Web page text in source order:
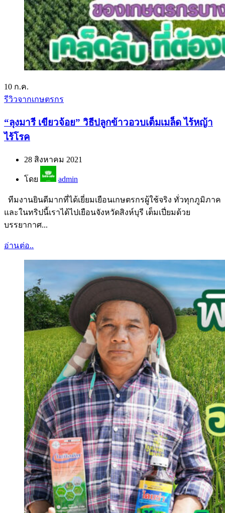
10 ก.ค.
รีวิวจากเกษตรกร
“ลุงมารี เขียวจ้อย” วิธีปลูกข้าวอวบเต็มเมล็ด ไร้หญ้า
ไร้โรค
28 สิงหาคม 2021
โดย admin
ทีมงานยินดีมากที่ได้เยี่ยมเยือนเกษตรกรผู้ใช้จริง ทั่วทุกภูมิภาค
และในทริปนี้เราได้ไปเยือนจังหวัดสิงห์บุรี เต็มเปี่ยมด้วย
บรรยากาศ...
อ่านต่อ..